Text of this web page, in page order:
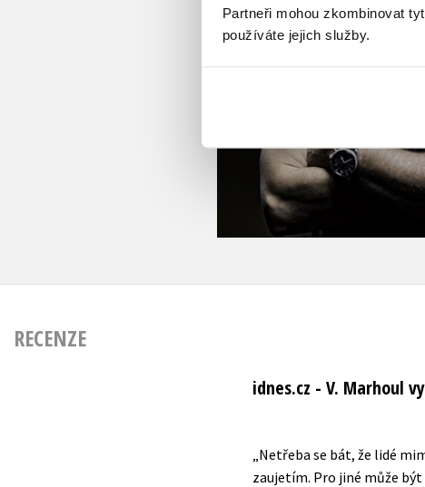
Partneři mohou zkombinovat
používáte jejich služby.
RECENZE
idnes.cz - V. Marhoul
„Netřeba se bát, že lidé
zaujetím. Pro jiné může